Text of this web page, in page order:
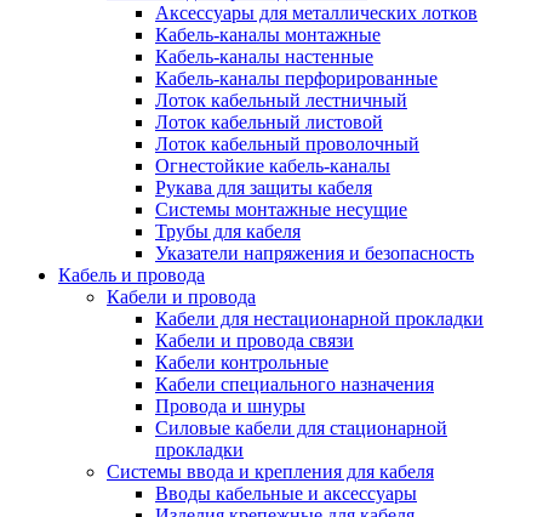
Аксессуары для металлических лотков
Кабель-каналы монтажные
Кабель-каналы настенные
Кабель-каналы перфорированные
Лоток кабельный лестничный
Лоток кабельный листовой
Лоток кабельный проволочный
Огнестойкие кабель-каналы
Рукава для защиты кабеля
Системы монтажные несущие
Трубы для кабеля
Указатели напряжения и безопасность
Кабель и провода
Кабели и провода
Кабели для нестационарной прокладки
Кабели и провода связи
Кабели контрольные
Кабели специального назначения
Провода и шнуры
Силовые кабели для стационарной
прокладки
Системы ввода и крепления для кабеля
Вводы кабельные и аксессуары